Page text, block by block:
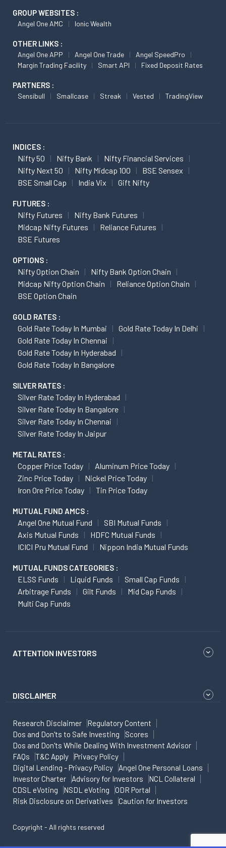
GROUP WEBSITES :
Angel One AMC Ionic Wealth
OTHER LINKS :
Angel One APP Angel One Trade
Angel SpeedPro
Margin Trading Facility
Smart API Fixed Deposit Rates
PARTNERS :
Sensibull Smallcase Streak Vested TradingView
INDICES :
Nifty 50 Nifty Bank
Nifty Financial Services
Nifty Next 50
Nifty Midcap 100
BSE Sensex
BSE Small Cap
India Vix Gift Nifty
FUTURES :
Nifty Futures
Nifty Bank Futures
Midcap Nifty Futures
Reliance Futures
BSE Futures
OPTIONS :
Nifty Option Chain
Nifty Bank Option Chain
Midcap Nifty Option Chain
Reliance Option Chain
BSE Option Chain
GOLD RATES :
Gold Rate Today In Mumbai
Gold Rate Today In Delhi
Gold Rate Today In Chennai
Gold Rate Today In Hyderabad
Gold Rate Today In Bangalore
SILVER RATES :
Silver Rate Today In Hyderabad
Silver Rate Today In Bangalore
Silver Rate Today In Chennai
Silver Rate Today In Jaipur
METAL RATES :
Copper Price Today
Aluminum Price Today
Zinc Price Today
Nickel Price Today
Iron Ore Price Today
Tin Price Today
MUTUAL FUND AMCS :
Angel One Mutual Fund
SBI Mutual Funds
Axis Mutual Funds
HDFC Mutual Funds
ICICI Pru Mutual Fund
Nippon India Mutual Funds
MUTUAL FUNDS CATEGORIES :
ELSS Funds Liquid Funds
Small Cap Funds
Arbitrage Funds
Gilt Funds
Mid Cap Funds
Multi Cap Funds
ATTENTION INVESTORS
DISCLAIMER
Research Disclaimer
Regulatory Content
Dos and Don'ts to Safe Investing
Scores
Dos and Don'ts While Dealing With Investment Advisor
FAQs
T&C Apply
Privacy Policy
Digital Lending - Privacy Policy
Angel One Personal Loans
Investor Charter
Advisory for Investors
NCL Collateral
CDSL eVoting
NSDL eVoting
ODR Portal
Risk Disclosure on Derivatives
Caution for Investors
Copyright - All rights reserved